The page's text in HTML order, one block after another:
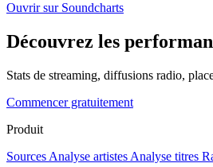
Ouvrir sur Soundcharts
Découvrez les
Stats de streaming, diffusions radio,
Commencer gratuitement
Produit
Sources Analyse artistes Analyse titres